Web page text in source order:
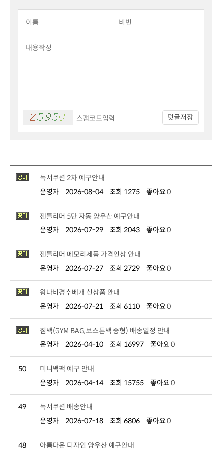
덧글저장
독서쿠션 2차 예구안내
운영자
2026-08-04 조회 1275 좋아요 0
젠틀리머 5단 자동 양우산 예구안내
운영자
2026-07-29 조회 2043 좋아요 0
젠틀리머 메모리제품 가격인상 안내
운영자
2026-07-27 조회 2729 좋아요 0
왕나비경추베개 신상품 안내
운영자
2026-07-21 조회 6110 좋아요 0
짐백(GYM BAG,보스톤백 중형) 배송일정 안내
운영자
2026-04-10 조회 16997 좋아요 0
50
미니백팩 예구 안내
운영자
2026-04-14 조회 15755 좋아요 0
49
독서쿠션 배송안내
운영자
2026-07-18 조회 6806 좋아요 0
48
아름다운 디자인 양우산 예구안내